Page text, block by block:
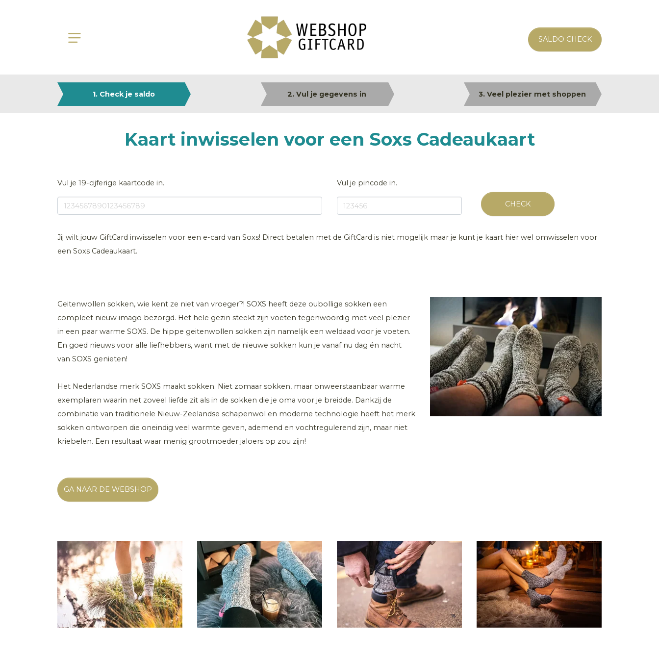
SALDO CHECK
1. Check je saldo 2. Vul je gegevens in 3. Veel plezier met shoppen
Kaart inwisselen voor een Soxs Cadeaukaart
Vul je 19-cijferige kaartcode in. Vul je pincode in.
CHECK
Jij wilt jouw GiftCard inwisselen voor een e-card van Soxs! Direct betalen met de GiftCard is niet mogelijk maar je kunt je kaart hier wel omwisselen voor
een Soxs Cadeaukaart.
Geitenwollen sokken, wie kent ze niet van vroeger?! SOXS heeft deze oubollige sokken een
compleet nieuw imago bezorgd. Het hele gezin steekt zijn voeten tegenwoordig met veel plezier
in een paar warme SOXS. De hippe geitenwollen sokken zijn namelijk een weldaad voor je voeten.
En goed nieuws voor alle liefhebbers, want met de nieuwe sokken kun je vanaf nu dag én nacht
van SOXS genieten!
Het Nederlandse merk SOXS maakt sokken. Niet zomaar sokken, maar onweerstaanbaar warme
exemplaren waarin net zoveel liefde zit als in de sokken die je oma voor je breidde. Dankzij de
combinatie van traditionele Nieuw-Zeelandse schapenwol en moderne technologie heeft het merk
sokken ontworpen die oneindig veel warmte geven, ademend en vochtregulerend zijn, maar niet
kriebelen. Een resultaat waar menig grootmoeder jaloers op zou zijn!
GA NAAR DE WEBSHOP